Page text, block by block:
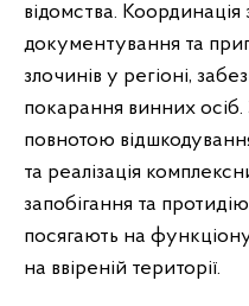
відомства. Координація
документування та
злочинів у регіоні,
покарання винних
повнотою
та реалізація
запобігання та
посягають на
на ввіреній території.